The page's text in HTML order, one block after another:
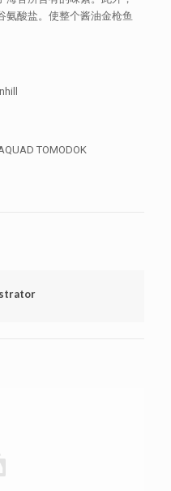
氨酸盐。使整个酱油金枪鱼
TOMODOK